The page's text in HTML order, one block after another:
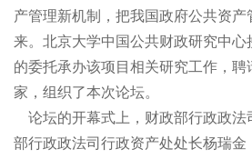
产管理新机制，把我国政府公共资产
来。北京大学中国公共财政研究中心
的委托承办该项目相关研究工作，
家，组织了本次论坛。
论坛的开幕式上，财政部行政政法
部行政政法司行政资产处处长杨瑞